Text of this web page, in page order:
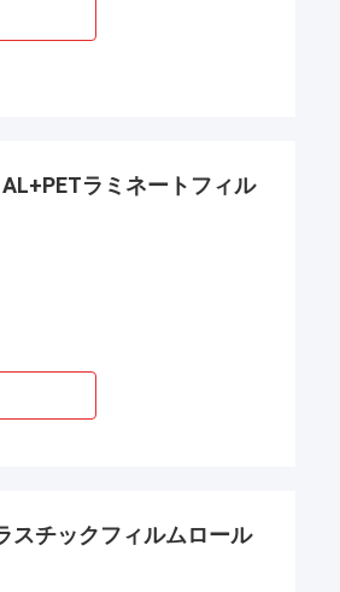
ラミネートフィル
スチックフィルムロール